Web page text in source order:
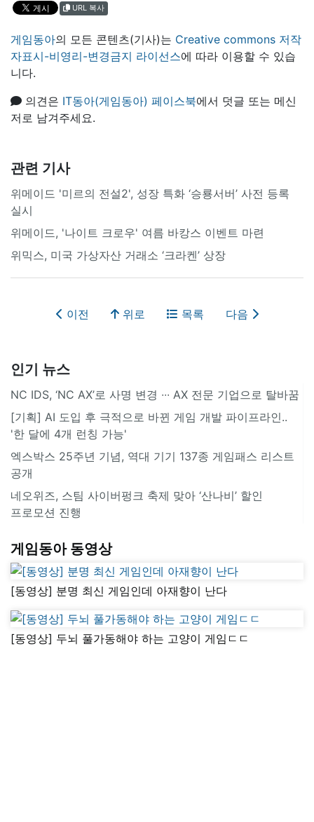
URL 복사
게임동아의 모든 콘텐츠(기사)는 Creative commons 저작
자표시-비영리-변경금지 라이선스에 따라 이용할 수 있습
니다.
의견은 IT동아(게임동아) 페이스북에서 덧글 또는 메신
저로 남겨주세요.
관련 기사
위메이드 '미르의 전설2', 성장 특화 ‘승룡서버’ 사전 등록
실시
위메이드, '나이트 크로우' 여름 바캉스 이벤트 마련
위믹스, 미국 가상자산 거래소 ‘크라켄’ 상장
이전 위로 목록 다음
인기 뉴스
NC IDS, ‘NC AX’로 사명 변경 ∙∙∙ AX 전문 기업으로 탈바꿈
[기획] AI 도입 후 극적으로 바뀐 게임 개발 파이프라인..
'한 달에 4개 런칭 가능'
엑스박스 25주년 기념, 역대 기기 137종 게임패스 리스트
공개
네오위즈, 스팀 사이버펑크 축제 맞아 ‘산나비’ 할인
프로모션 진행
게임동아 동영상
[동영상] 분명 최신 게임인데 아재향이 난다
[동영상] 두뇌 풀가동해야 하는 고양이 게임ㄷㄷ